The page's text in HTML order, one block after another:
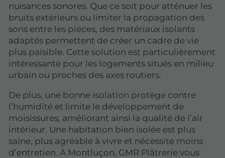
nuisances sonores. Que ce soit pour atténuer les
bruits extérieurs ou limiter la propagation des
sons entre les pièces, des matériaux isolants
adaptés permettent de créer un cadre de vie
plus paisible. Cette solution est particulièrement
intéressante pour les logements situés en milieu
urbain ou proches des axes routiers.
De plus, une bonne isolation protège contre
l’humidité et limite le développement de
moisissures, améliorant ainsi la qualité de l’air
intérieur. Une habitation bien isolée est plus
saine, plus agréable à vivre et nécessite moins
d’entretien. À Montluçon, GMR Plâtrerie vous